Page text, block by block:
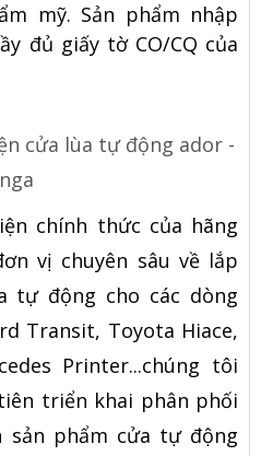
mỹ. Sản phẩm nhập
đủ giấy tờ CO/CQ của
chính thức của hãng
vị chuyên sâu về lắp
tự động cho các dòng
Transit, Toyota Hiace,
Printer...chúng tôi
triển khai phân phối
sản phẩm cửa tự động